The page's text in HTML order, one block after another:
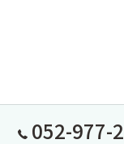
052-977-